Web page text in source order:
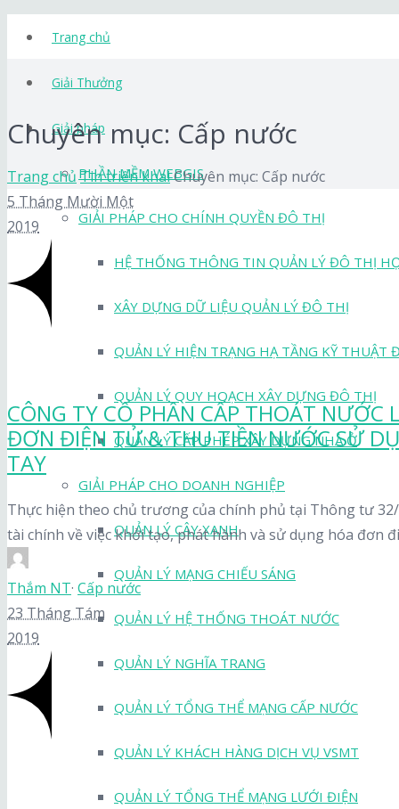
Trang chủ
Giải Thưởng
Giải pháp
PHẦN MỀM WEBGIS
GIẢI PHÁP CHO CHÍNH QUYỀN ĐÔ THỊ
HỆ THỐNG THÔNG TIN QUẢN LÝ ĐÔ THỊ
XÂY DỰNG DỮ LIỆU QUẢN LÝ ĐÔ THỊ
QUẢN LÝ HIỆN TRẠNG HẠ TẦNG KỸ THUẬT
QUẢN LÝ QUY HOẠCH XÂY DỰNG ĐÔ THỊ
QUẢN LÝ CẤP PHÉP XÂY DỰNG NHÀ Ở
GIẢI PHÁP CHO DOANH NGHIỆP
QUẢN LÝ CÂY XANH
QUẢN LÝ MẠNG CHIẾU SÁNG
QUẢN LÝ HỆ THỐNG THOÁT NƯỚC
QUẢN LÝ NGHĨA TRANG
QUẢN LÝ TỔNG THỂ MẠNG CẤP NƯỚC
QUẢN LÝ KHÁCH HÀNG DỊCH VỤ VSMT
QUẢN LÝ TỔNG THỂ MẠNG LƯỚI ĐIỆN
Chuyên mục: Cấp nước
Trang chủ Tin triển khaiChuyên mục: Cấp nước
5 Tháng Mười Một
2019
CÔNG TY CỔ PHẦN CẤP THOÁT NƯỚC
ĐƠN ĐIỆN TỬ & THU TIỀN NƯỚC SỬ
TAY
Thực hiện theo chủ trương của chính phủ tại Thông tư
tài chính về việc khởi tạo, phát hành và sử dụng hóa đơn
Thắm NT· Cấp nước
23 Tháng Tám
2019